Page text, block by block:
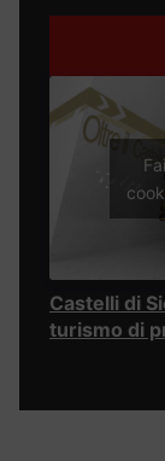
Castelli di
turismo di